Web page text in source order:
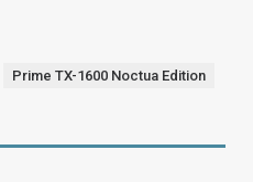
Prime TX-1600 Noctua Edition